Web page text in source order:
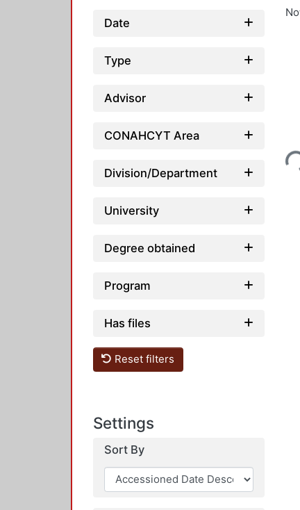
Date
Type
Advisor
CONAHCYT Area
Division/Department
University
Degree obtained
Program
Has files
Reset filters
Settings
Sort By